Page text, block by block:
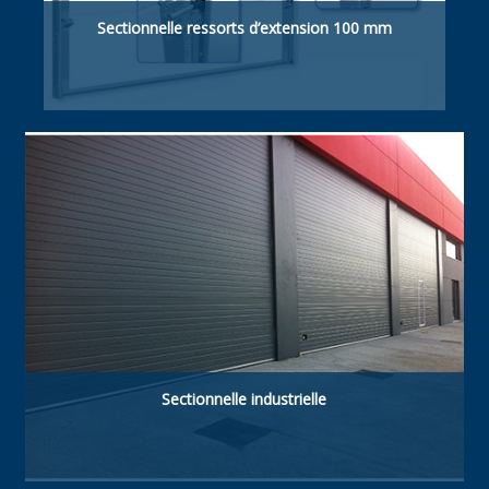
Sectionnelle ressorts d’extension 100 mm
Retombée de linteau suffisante 100 mm
manuelle / motorisée.
Sectionnelle industrielle